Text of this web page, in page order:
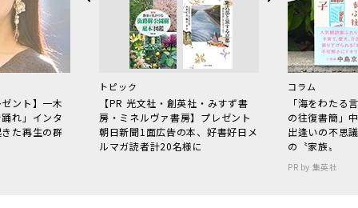
ント】一木
れ」インタ
た再生の群
トピック
【PR 光文社・創英社・みすず書
房・ミネルヴァ書房】プレゼント
朝日新聞1面広告の本、好書好日メ
ルマガ読者計20名様に
コラム
「海をわた
の往復書簡」
出逢いの不思
の〝家族〟
PR by 集英社